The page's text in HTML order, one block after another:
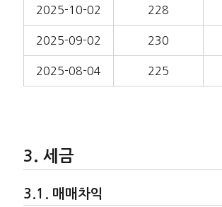
2025-10-02 228
2025-09-02 230
2025-08-04 225
세금
매매차익